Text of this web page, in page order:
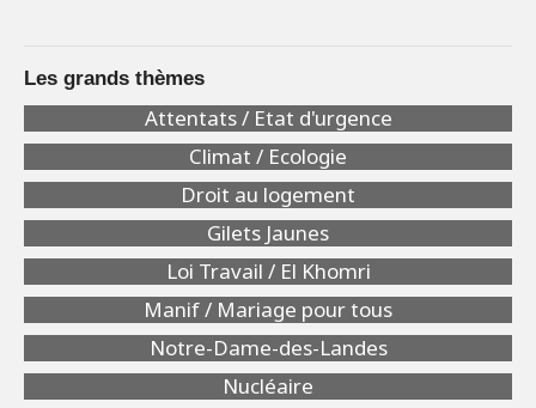
Les grands thèmes
Attentats / Etat d'urgence
Climat / Ecologie
Droit au logement
Gilets Jaunes
Loi Travail / El Khomri
Manif / Mariage pour tous
Notre-Dame-des-Landes
Nucléaire